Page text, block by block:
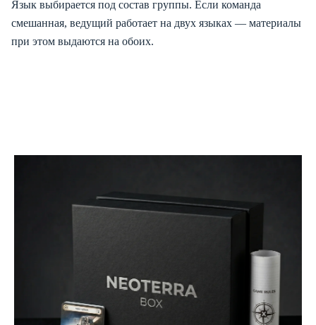
Язык выбирается под состав группы. Если команда
смешанная, ведущий работает на двух языках — материалы
при этом выдаются на обоих.